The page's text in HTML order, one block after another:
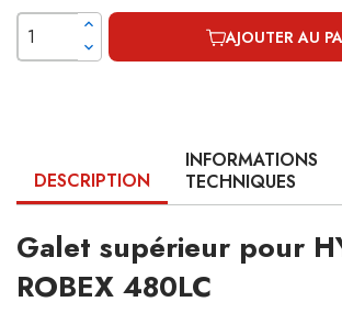
AJOUTER AU
DESCRIPTION
INFORMATIONS
TECHNIQUES
Galet supérieur pour
ROBEX 480LC